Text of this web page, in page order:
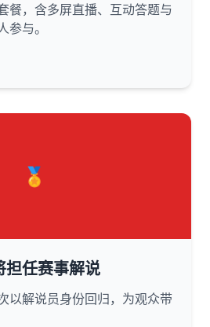
餐，含多屏直播、互动答题与
与。
🏅
担任赛事解说
以解说员身份回归，为观众带